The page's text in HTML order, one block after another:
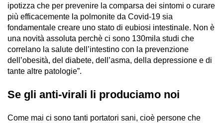
ipotizza che per prevenire la comparsa dei sintomi o curare
più efficacemente la polmonite da Covid-19 sia
fondamentale creare uno stato di eubiosi intestinale. Non è
una novità assoluta perchè ci sono 130mila studi che
correlano la salute dell’intestino con la prevenzione
dell’obesità, del diabete, dell’asma, della depressione e di
tante altre patologie”.
Se gli anti-virali li produciamo noi
Come mai ci sono tanti portatori sani, cioè persone che